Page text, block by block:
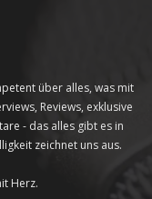
über alles, was mit
Reviews, exklusive
- das alles gibt es in
zeichnet uns aus.
Herz.